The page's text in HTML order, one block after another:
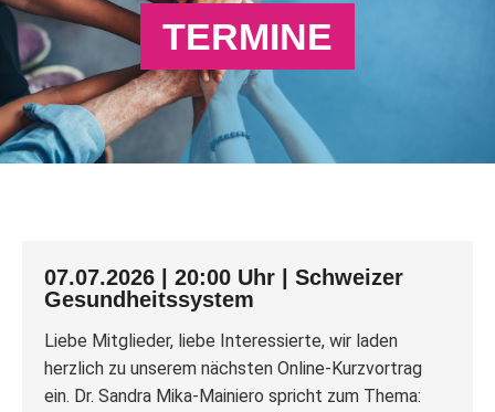
TERMINE
07.07.2026 | 20:00 Uhr | Schweizer
Gesundheitssystem
Liebe Mitglieder, liebe Interessierte, wir laden
herzlich zu unserem nächsten Online-Kurzvortrag
ein. Dr. Sandra Mika-Mainiero spricht zum Thema: